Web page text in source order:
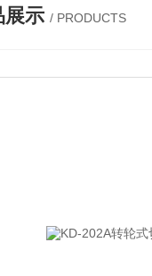
展示 / PRODUCTS